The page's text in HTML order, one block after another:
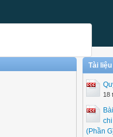
Tài
18
(Phần